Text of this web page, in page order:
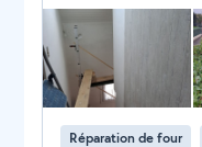
conséquence, si
privées dans
dans le mois. J'en
fait le règlement
Réparation de four